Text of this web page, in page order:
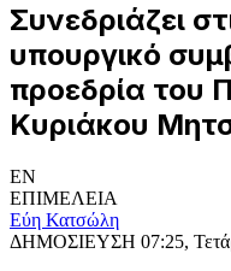
Συνεδριάζει
υπουργικό
προεδρία του
Κυριάκου
EN
ΕΠΙΜΕΛΕΙΑ
Εύη Κατσώλη
ΔΗΜΟΣΙΕΥΣΗ 07:25,